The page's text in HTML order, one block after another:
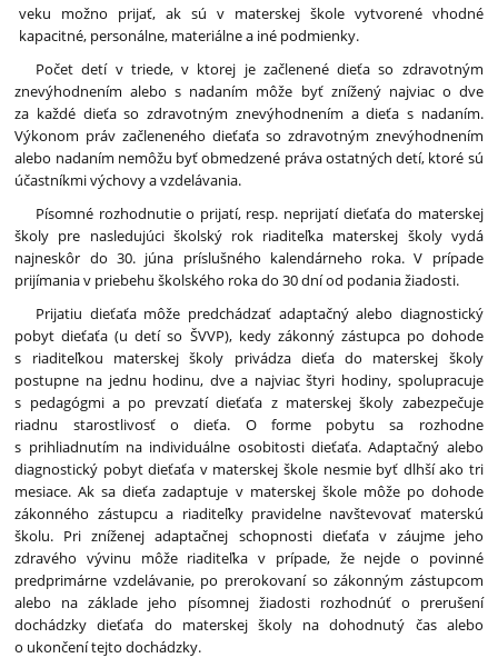
veku možno prijať, ak sú v materskej škole vytvorené vhodné
kapacitné, personálne, materiálne a iné podmienky.
Počet detí v triede, v ktorej je začlenené dieťa so zdravotným
znevýhodnením alebo s nadaním môže byť znížený najviac o dve
za každé dieťa so zdravotným znevýhodnením a dieťa s nadaním.
Výkonom práv začleneného dieťaťa so zdravotným znevýhodnením
alebo nadaním nemôžu byť obmedzené práva ostatných detí, ktoré sú
účastníkmi výchovy a vzdelávania.
Písomné rozhodnutie o prijatí, resp. neprijatí dieťaťa do materskej
školy pre nasledujúci školský rok riaditeľka materskej školy vydá
najneskôr do 30. júna príslušného kalendárneho roka. V prípade
prijímania v priebehu školského roka do 30 dní od podania žiadosti.
Prijatiu dieťaťa môže predchádzať adaptačný alebo diagnostický
pobyt dieťaťa (u detí so ŠVVP), kedy zákonný zástupca po dohode
s riaditeľkou materskej školy privádza dieťa do materskej školy
postupne na jednu hodinu, dve a najviac štyri hodiny, spolupracuje
s pedagógmi a po prevzatí dieťaťa z materskej školy zabezpečuje
riadnu starostlivosť o dieťa. O forme pobytu sa rozhodne
s prihliadnutím na individuálne osobitosti dieťaťa. Adaptačný alebo
diagnostický pobyt dieťaťa v materskej škole nesmie byť dlhší ako tri
mesiace. Ak sa dieťa zadaptuje v materskej škole môže po dohode
zákonného zástupcu a riaditeľky pravidelne navštevovať materskú
školu. Pri zníženej adaptačnej schopnosti dieťaťa v záujme jeho
zdravého vývinu môže riaditeľka v prípade, že nejde o povinné
predprimárne vzdelávanie, po prerokovaní so zákonným zástupcom
alebo na základe jeho písomnej žiadosti rozhodnúť o prerušení
dochádzky dieťaťa do materskej školy na dohodnutý čas alebo
o ukončení tejto dochádzky.